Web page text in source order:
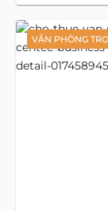
VĂN PHÒNG